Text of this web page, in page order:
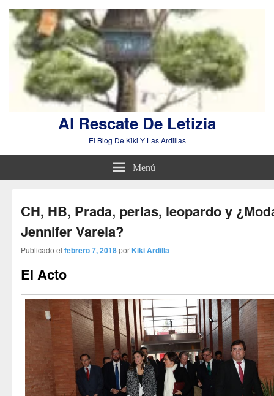
Al Rescate De Letizia
El Blog De Kiki Y Las Ardillas
Menú
CH, HB, Prada, perlas, leopardo y
Jennifer Varela?
Publicado el febrero 7, 2018por Kiki Ardilla
El Acto